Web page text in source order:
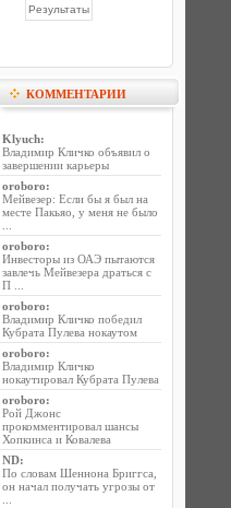
КОММЕНТАРИИ
Klyuch:
Владимир Кличко объявил о
завершении карьеры
oroboro:
Мейвезер: Если бы я был на
месте Пакьяо, у меня не было
oroboro:
Инвесторы из ОАЭ пытаются
завлечь Мейвезера драться с
П ...
oroboro:
Владимир Кличко победил
Кубрата Пулева нокаутом
oroboro:
Владимир Кличко
нокаутировал Кубрата Пулева
oroboro:
Рой Джонс
прокомментировал шансы
Хопкинса и Ковалева
ND:
По словам Шеннона Бриггса,
он начал получать угрозы от